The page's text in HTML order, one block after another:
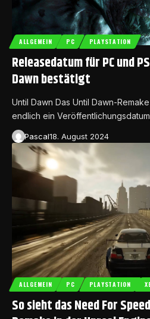
ALLGEMEIN PC PLAYSTATION
Releasedatum für PC und
Dawn bestätigt
Until Dawn Das Until Dawn-
endlich ein
Pascal18. August 2024
ALLGEMEIN PC PLAYSTATION
So sieht das Need For